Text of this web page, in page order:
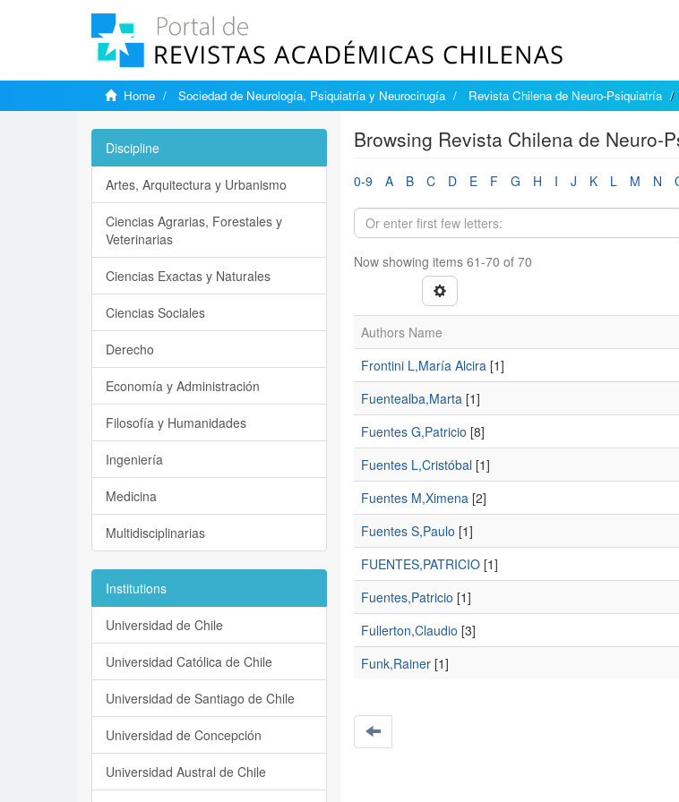
Home Sociedad de Neurología, Psiquiatría y Neurocirugía Revista Chilena de Neuro-Psiquiatría
Browsing Revista Chilena de Neuro-
0-9 A B C D E F G H I J K L M N
Now showing items 61-70 of 70
Authors Name
Frontini L,María Alcira[1]
Fuentealba,Marta[1]
Fuentes G,Patricio [8]
Fuentes L,Cristóbal[1]
Fuentes M,Ximena[2]
Fuentes S,Paulo [1]
FUENTES,PATRICIO[1]
Fuentes,Patricio [1]
Fullerton,Claudio [3]
Funk,Rainer[1]
Discipline
Artes, Arquitectura y Urbanismo
Ciencias Agrarias, Forestales y
Veterinarias
Ciencias Exactas y Naturales
Ciencias Sociales
Derecho
Economía y Administración
Filosofía y Humanidades
Ingeniería
Medicina
Multidisciplinarias
Institutions
Universidad de Chile
Universidad Católica de Chile
Universidad de Santiago de Chile
Universidad de Concepción
Universidad Austral de Chile